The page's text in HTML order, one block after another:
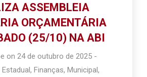
ASSEMBLEIA
ORÇAMENTÁRIA
(25/10) NA ABI
on24 de outubro de 2025 -
Estadual,Finanças,Municipal,